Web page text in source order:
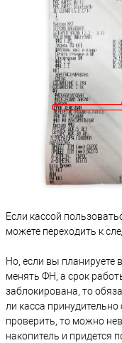
Если кассой
можете переходить к
Но, если вы планируете
менять ФН, а срок
заблокирована, то
ли касса принудительно
проверить, то можно
накопитель и придется